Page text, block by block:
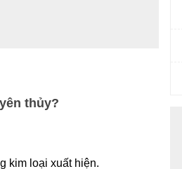
thủy?
kim loại xuất hiện.